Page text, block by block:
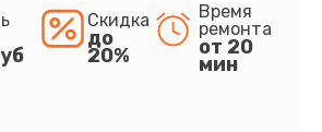
Скидка
до
20%
Время
ремонта
от 20
мин